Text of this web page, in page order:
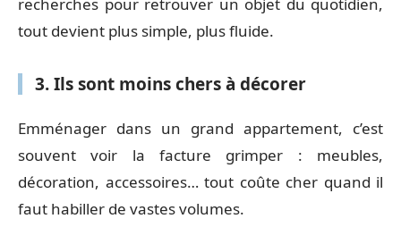
tout devient plus simple, plus fluide.
3. Ils sont moins chers à décorer
Emménager dans un grand appartement, c’est
souvent voir la facture grimper : meubles,
décoration, accessoires… tout coûte cher quand il
faut habiller de vastes volumes.